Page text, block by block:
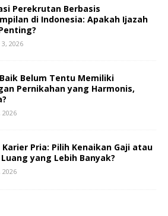
Perekrutan Berbasis
di Indonesia: Apakah Ijazah
2026
Belum Tentu Memiliki
Pernikahan yang Harmonis,
2026
Karier Pria: Pilih Kenaikan Gaji atau
yang Lebih Banyak?
2026